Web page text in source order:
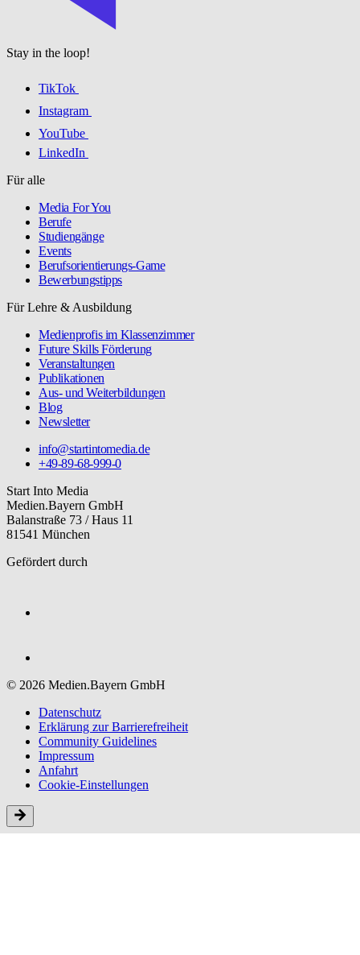
Stay in the loop!
TikTok
Instagram
YouTube
LinkedIn
Für alle
Media For You
Berufe
Studiengänge
Events
Berufsorientierungs-Game
Bewerbungstipps
Für Lehre & Ausbildung
Medienprofis im Klassenzimmer
Future Skills Förderung
Veranstaltungen
Publikationen
Aus- und Weiterbildungen
Blog
Newsletter
info@startintomedia.de
+49-89-68-999-0
Start Into Media
Medien.Bayern GmbH
Balanstraße 73 / Haus 11
81541 München
Gefördert durch
© 2026 Medien.Bayern GmbH
Datenschutz
Erklärung zur Barriere­freiheit
Community Guidelines
Impressum
Anfahrt
Cookie-Einstellungen